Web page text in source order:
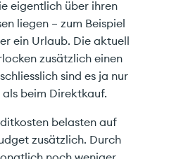
eigentlich über ihren
liegen – zum Beispiel
ein Urlaub. Die aktuell
zusätzlich einen
sind es ja nur
beim Direktkauf.
belasten auf
zusätzlich. Durch